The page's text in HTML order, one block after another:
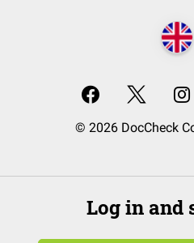
© 2026 DocCheck
Log in and